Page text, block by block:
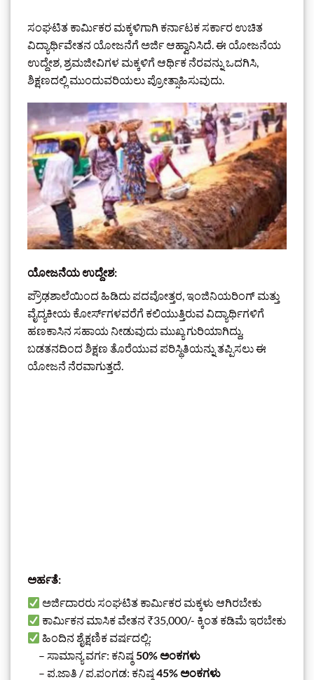
ಸಂಘಟಿತ ಕಾರ್ಮಿಕರ ಮಕ್ಕಳಿಗಾಗಿ ಕರ್ನಾಟಕ ಸರ್ಕಾರ ಉಚಿತ
ವಿದ್ಯಾರ್ಥಿವೇತನ ಯೋಜನೆಗೆ ಅರ್ಜಿ ಆಹ್ವಾನಿಸಿದೆ. ಈ ಯೋಜನೆಯ
ಉದ್ದೇಶ, ಶ್ರಮಜೀವಿಗಳ ಮಕ್ಕಳಿಗೆ ಆರ್ಥಿಕ ನೆರವನ್ನು ಒದಗಿಸಿ,
ಶಿಕ್ಷಣದಲ್ಲಿ ಮುಂದುವರಿಯಲು ಪ್ರೋತ್ಸಾಹಿಸುವುದು.
ಯೋಜನೆಯ ಉದ್ದೇಶ:
ಪ್ರೌಢಶಾಲೆಯಿಂದ ಹಿಡಿದು ಪದವೋತ್ತರ, ಇಂಜಿನಿಯರಿಂಗ್ ಮತ್ತು
ವೈದ್ಯಕೀಯ ಕೋರ್ಸ್‌ಗಳವರೆಗೆ ಕಲಿಯುತ್ತಿರುವ ವಿದ್ಯಾರ್ಥಿಗಳಿಗೆ
ಹಣಕಾಸಿನ ಸಹಾಯ ನೀಡುವುದು ಮುಖ್ಯ ಗುರಿಯಾಗಿದ್ದು,
ಬಡತನದಿಂದ ಶಿಕ್ಷಣ ತೊರೆಯುವ ಪರಿಸ್ಥಿತಿಯನ್ನು ತಪ್ಪಿಸಲು ಈ
ಯೋಜನೆ ನೆರವಾಗುತ್ತದೆ.
ಅರ್ಹತೆ:
ಅರ್ಜಿದಾರರು ಸಂಘಟಿತ ಕಾರ್ಮಿಕರ ಮಕ್ಕಳು ಆಗಿರಬೇಕು
ಕಾರ್ಮಿಕನ ಮಾಸಿಕ ವೇತನ ₹35,000/- ಕ್ಕಿಂತ ಕಡಿಮೆ ಇರಬೇಕು
ಹಿಂದಿನ ಶೈಕ್ಷಣಿಕ ವರ್ಷದಲ್ಲಿ:
– ಸಾಮಾನ್ಯ ವರ್ಗ: ಕನಿಷ್ಠ 50% ಅಂಕಗಳು
– ಪ.ಜಾತಿ / ಪ.ಪಂಗಡ: ಕನಿಷ್ಠ 45% ಅಂಕಗಳು